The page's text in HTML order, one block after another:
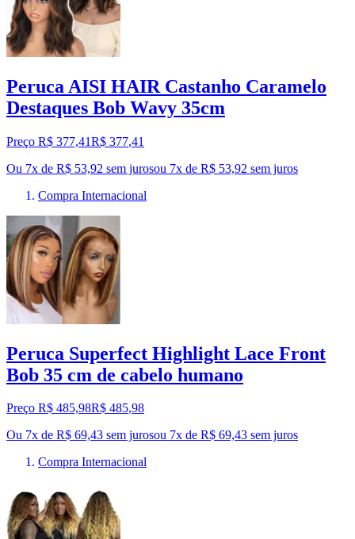
Peruca AISI HAIR Castanho Caramelo
Destaques Bob Wavy 35cm
Preço R$ 377,41R$ 377,41
Ou 7x de R$ 53,92 sem jurosou 7x de R$ 53,92 sem juros
Compra Internacional
Peruca Superfect Highlight Lace Front
Bob 35 cm de cabelo humano
Preço R$ 485,98R$ 485,98
Ou 7x de R$ 69,43 sem jurosou 7x de R$ 69,43 sem juros
Compra Internacional